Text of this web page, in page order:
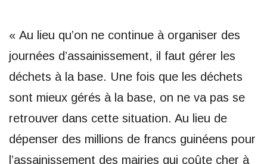
« Au lieu qu’on ne continue à organiser des
journées d’assainissement, il faut gérer les
déchets à la base. Une fois que les déchets
sont mieux gérés à la base, on ne va pas se
retrouver dans cette situation. Au lieu de
dépenser des millions de francs guinéens pour
l’assainissement des mairies qui coûte cher à